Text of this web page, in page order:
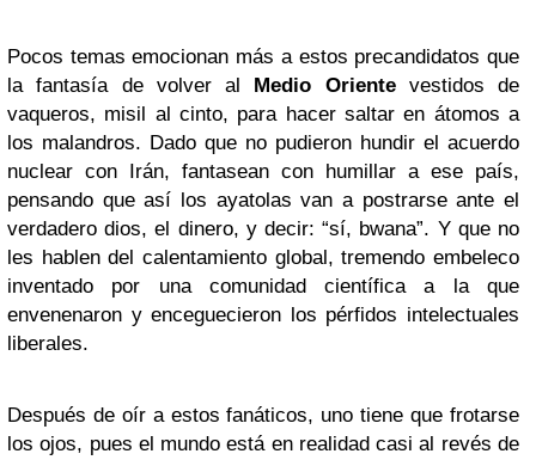
Pocos temas emocionan más a estos precandidatos que
la fantasía de volver al Medio Orientevestidos de
vaqueros, misil al cinto, para hacer saltar en átomos a
los malandros. Dado que no pudieron hundir el acuerdo
nuclear con Irán, fantasean con humillar a ese país,
pensando que así los ayatolas van a postrarse ante el
verdadero dios, el dinero, y decir: “sí, bwana”. Y que no
les hablen del calentamiento global, tremendo embeleco
inventado por una comunidad científica a la que
envenenaron y enceguecieron los pérfidos intelectuales
liberales.
Después de oír a estos fanáticos, uno tiene que frotarse
los ojos, pues el mundo está en realidad casi al revés de